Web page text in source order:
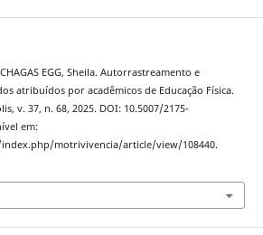
EGG, Sheila. Autorrastreamento e
atribuídos por acadêmicos de Educação Física.
v. 37, n. 68, 2025. DOI: 10.5007/2175-
em:
motrivivencia/article/view/108440.